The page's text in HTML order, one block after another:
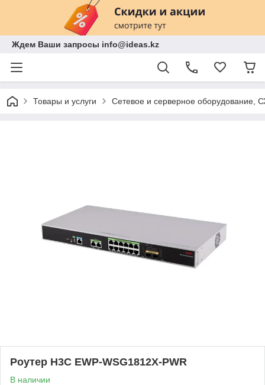
Ждем Ваши запросы info@ideas.kz
Товары и услуги Сетевое и серверное оборудование,
Роутер H3C EWP-WSG1812X-PWR
В наличии